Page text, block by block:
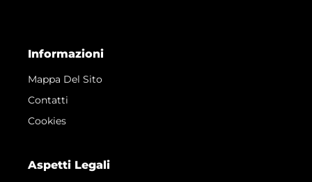
Informazioni
Mappa Del Sito
Contatti
Cookies
Aspetti Legali